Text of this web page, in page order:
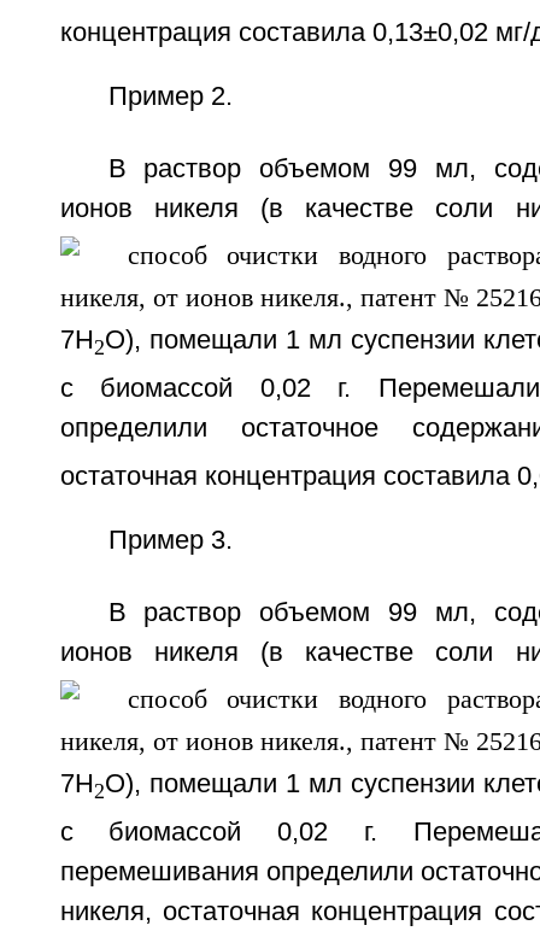
концентрация составила 0,13±0,02
Пример 2.
В раствор объемом 99 мл,
ионов никеля (в качестве соли
7H 2O), помещали 1 мл суспензии
с биомассой 0,02 г.
определили остаточное
остаточная концентрация составила
Пример 3.
В раствор объемом 99 мл,
ионов никеля (в качестве соли
7H2O), помещали 1 мл суспензии
с биомассой 0,02 г.
перемешивания определили
никеля, остаточная концентрация